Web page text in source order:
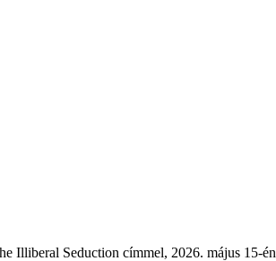
Illiberal Seduction címmel, 2026. május 15-